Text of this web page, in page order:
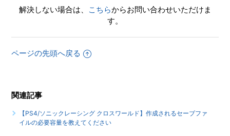
【PS4/ソニックレーシング クロスワールド】ゲームが難し
【PS4/ソニックレーシング クロスワールド】シェア機能に
解決しない場合は、 こちらからお問い合わせいただけま
す。
ページの先頭へ戻る
関連記事
【PS4/ソニックレーシング クロスワールド】作成されるセーブファ
イルの必要容量を教えてください